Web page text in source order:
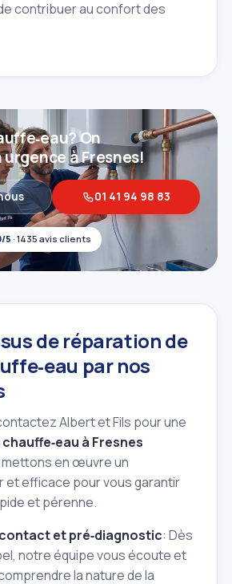
contribuer au confort des
5 · 1435 avis clients
On
à Fresnes!
01 41 94 98 83
de réparation de
par nos
Albert et Fils pour une
à Fresnes
mettons en œuvre un
et efficace pour vous garantir
et pérenne.
et pré‑diagnostic: Dès
notre équipe vous écoute et
la nature de la